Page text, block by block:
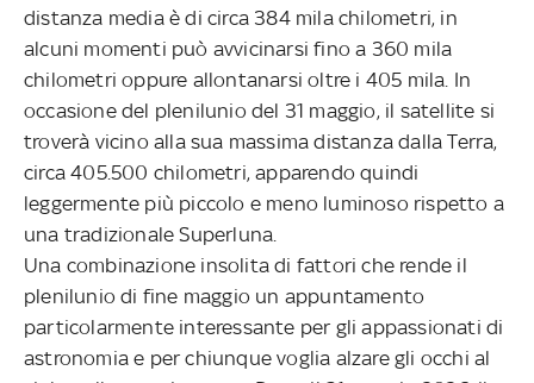
distanza media è di circa 384 mila chilometri, in
alcuni momenti può avvicinarsi fino a 360 mila
chilometri oppure allontanarsi oltre i 405 mila. In
occasione del plenilunio del 31 maggio, il satellite si
troverà vicino alla sua massima distanza dalla Terra,
circa 405.500 chilometri, apparendo quindi
leggermente più piccolo e meno luminoso rispetto a
una tradizionale Superluna.
Una combinazione insolita di fattori che rende il
plenilunio di fine maggio un appuntamento
particolarmente interessante per gli appassionati di
astronomia e per chiunque voglia alzare gli occhi al